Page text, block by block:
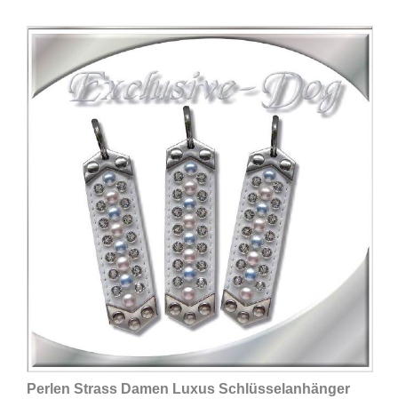
Perlen Strass Damen Luxus Schlüsselanhänger